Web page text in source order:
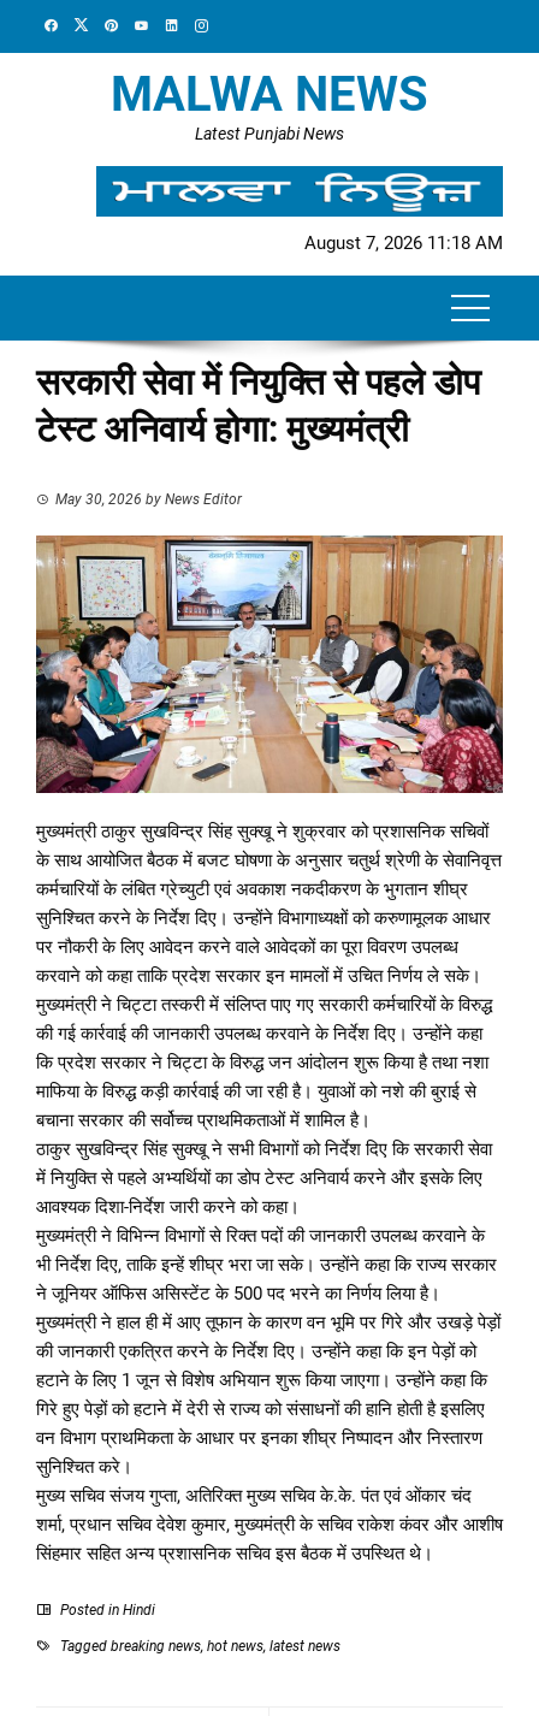
MALWA NEWS
Latest Punjabi News
August 7, 2026 11:18 AM
सरकारी सेवा में नियुक्ति से पहले डोप
टेस्ट अनिवार्य होगा: मुख्यमंत्री
May 30, 2026 by News Editor
मुख्यमंत्री ठाकुर सुखविन्द्र सिंह सुक्खू ने शुक्रवार को प्रशासनिक सचिवों
के साथ आयोजित बैठक में बजट घोषणा के अनुसार चतुर्थ श्रेणी के सेवानिवृत्त
कर्मचारियों के लंबित ग्रेच्युटी एवं अवकाश नकदीकरण के भुगतान शीघ्र
सुनिश्चित करने के निर्देश दिए। उन्होंने विभागाध्यक्षों को करुणामूलक आधार
पर नौकरी के लिए आवेदन करने वाले आवेदकों का पूरा विवरण उपलब्ध
करवाने को कहा ताकि प्रदेश सरकार इन मामलों में उचित निर्णय ले सके।
मुख्यमंत्री ने चिट्टा तस्करी में संलिप्त पाए गए सरकारी कर्मचारियों के विरुद्ध
की गई कार्रवाई की जानकारी उपलब्ध करवाने के निर्देश दिए। उन्होंने कहा
कि प्रदेश सरकार ने चिट्टा के विरुद्ध जन आंदोलन शुरू किया है तथा नशा
माफिया के विरुद्ध कड़ी कार्रवाई की जा रही है। युवाओं को नशे की बुराई से
बचाना सरकार की सर्वोच्च प्राथमिकताओं में शामिल है।
ठाकुर सुखविन्द्र सिंह सुक्खू ने सभी विभागों को निर्देश दिए कि सरकारी सेवा
में नियुक्ति से पहले अभ्यर्थियों का डोप टेस्ट अनिवार्य करने और इसके लिए
आवश्यक दिशा-निर्देश जारी करने को कहा।
मुख्यमंत्री ने विभिन्न विभागों से रिक्त पदों की जानकारी उपलब्ध करवाने के
भी निर्देश दिए, ताकि इन्हें शीघ्र भरा जा सके। उन्होंने कहा कि राज्य सरकार
ने जूनियर ऑफिस असिस्टेंट के 500 पद भरने का निर्णय लिया है।
मुख्यमंत्री ने हाल ही में आए तूफान के कारण वन भूमि पर गिरे और उखड़े पेड़ों
की जानकारी एकत्रित करने के निर्देश दिए। उन्होंने कहा कि इन पेड़ों को
हटाने के लिए 1 जून से विशेष अभियान शुरू किया जाएगा। उन्होंने कहा कि
गिरे हुए पेड़ों को हटाने में देरी से राज्य को संसाधनों की हानि होती है इसलिए
वन विभाग प्राथमिकता के आधार पर इनका शीघ्र निष्पादन और निस्तारण
सुनिश्चित करे।
मुख्य सचिव संजय गुप्ता, अतिरिक्त मुख्य सचिव के.के. पंत एवं ओंकार चंद
शर्मा, प्रधान सचिव देवेश कुमार, मुख्यमंत्री के सचिव राकेश कंवर और आशीष
सिंहमार सहित अन्य प्रशासनिक सचिव इस बैठक में उपस्थित थे।
Posted in Hindi
Tagged breaking news, hot news, latest news